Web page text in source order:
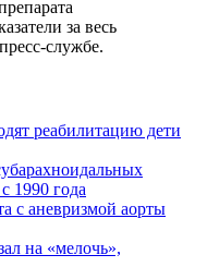
за весь
службе.
реабилитацию дети
1990 года
с аневризмой аорты
на «мелочь»,